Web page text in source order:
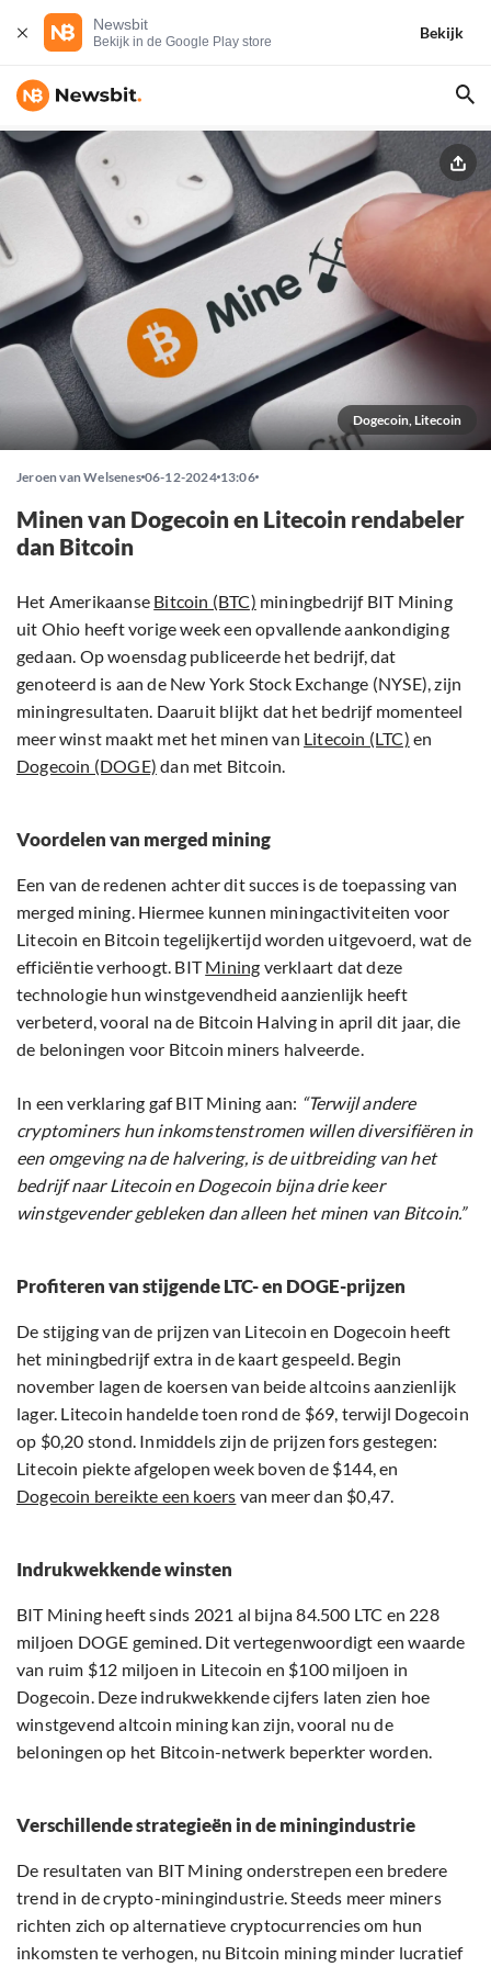
Newsbit
Bekijk in de Google Play store
Bekijk
Dogecoin, Litecoin
Jeroen van Welsenes 06-12-2024 13:06
Minen van Dogecoin en Litecoin rendabeler
dan Bitcoin
Het Amerikaanse Bitcoin (BTC) miningbedrijf BIT Mining
uit Ohio heeft vorige week een opvallende aankondiging
gedaan. Op woensdag publiceerde het bedrijf, dat
genoteerd is aan de New York Stock Exchange (NYSE), zijn
miningresultaten. Daaruit blijkt dat het bedrijf momenteel
meer winst maakt met het minen van Litecoin (LTC) en
Dogecoin (DOGE) dan met Bitcoin.
Voordelen van merged mining
Een van de redenen achter dit succes is de toepassing van
merged mining. Hiermee kunnen miningactiviteiten voor
Litecoin en Bitcoin tegelijkertijd worden uitgevoerd, wat de
efficiëntie verhoogt. BITMining verklaart dat deze
technologie hun winstgevendheid aanzienlijk heeft
verbeterd, vooral na de Bitcoin Halving in april dit jaar, die
de beloningen voor Bitcoin miners halveerde.
In een verklaring gaf BIT Mining aan: “Terwijl andere
cryptominers hun inkomstenstromen willen diversifiëren in
een omgeving na de halvering, is de uitbreiding van het
bedrijf naar Litecoin en Dogecoin bijna drie keer
winstgevender gebleken dan alleen het minen van Bitcoin.”
Profiteren van stijgende LTC- en DOGE-prijzen
De stijging van de prijzen van Litecoin en Dogecoin heeft
het miningbedrijf extra in de kaart gespeeld. Begin
november lagen de koersen van beide altcoins aanzienlijk
lager. Litecoin handelde toen rond de $69, terwijl Dogecoin
op $0,20 stond. Inmiddels zijn de prijzen fors gestegen:
Litecoin piekte afgelopen week boven de $144, en
Dogecoin bereikte een koers van meer dan $0,47.
Indrukwekkende winsten
BIT Mining heeft sinds 2021 al bijna 84.500 LTC en 228
miljoen DOGE gemined. Dit vertegenwoordigt een waarde
van ruim $12 miljoen in Litecoin en $100 miljoen in
Dogecoin. Deze indrukwekkende cijfers laten zien hoe
winstgevend altcoin mining kan zijn, vooral nu de
beloningen op het Bitcoin-netwerk beperkter worden.
Verschillende strategieën in de miningindustrie
De resultaten van BIT Mining onderstrepen een bredere
trend in de crypto-miningindustrie. Steeds meer miners
richten zich op alternatieve cryptocurrencies om hun
inkomsten te verhogen, nu Bitcoin mining minder lucratief